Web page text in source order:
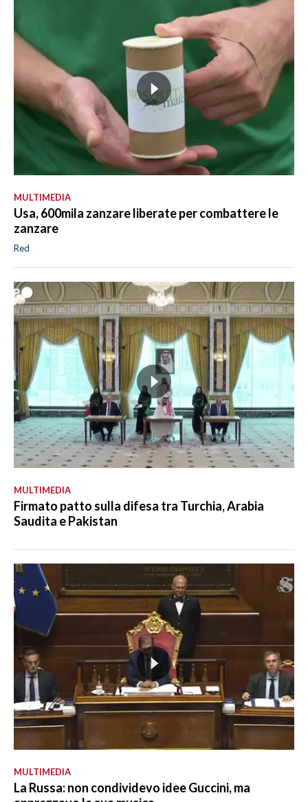
MULTIMEDIA
Usa, 600mila zanzare liberate per combattere le
zanzare
Red
MULTIMEDIA
Firmato patto sulla difesa tra Turchia, Arabia
Saudita e Pakistan
MULTIMEDIA
La Russa: non condividevo idee Guccini, ma